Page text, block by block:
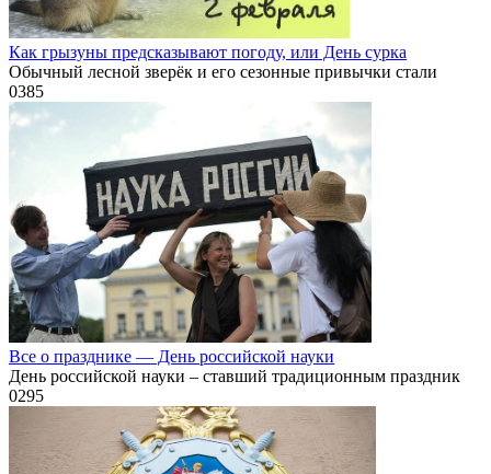
Как грызуны предсказывают погоду, или День сурка
Обычный лесной зверёк и его сезонные привычки стали
0385
Все о празднике — День российской науки
День российской науки – ставший традиционным праздник
0295